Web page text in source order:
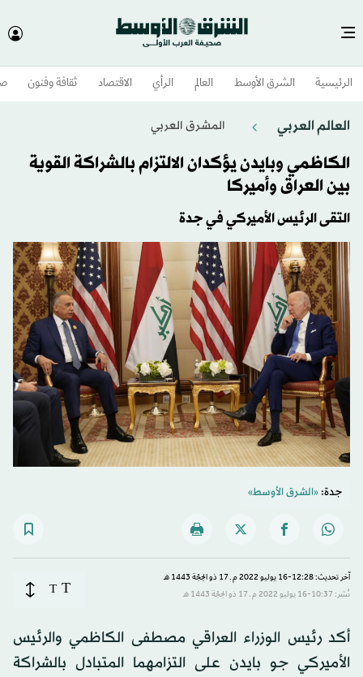
الرئيسية الشرق الأوسط​ العالم الرأي الاقتصاد ثقافة وفنون
العالم العربي المشرق العربي
الكاظمي وبايدن يؤكدان الالتزام بالشراكة القوية
بين العراق وأميركا
التقى الرئيس الأميركي في جدة
جدة:«الشرق الأوسط»
آخر تحديث: 12:28-16 يوليو 2022 م ـ 17 ذو الحِجّة 1443 هـ
نُشر: 10:37-16 يوليو 2022 م ـ 17 ذو الحِجّة 1443 هـ
T
T
أكد رئيس الوزراء العراقي مصطفى الكاظمي والرئيس
الأميركي جو بايدن على التزامهما المتبادل بالشراكة